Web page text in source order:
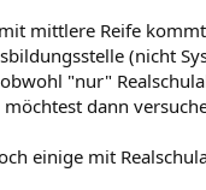
mittlere Reife
(nicht
"nur"
dann
einige mit